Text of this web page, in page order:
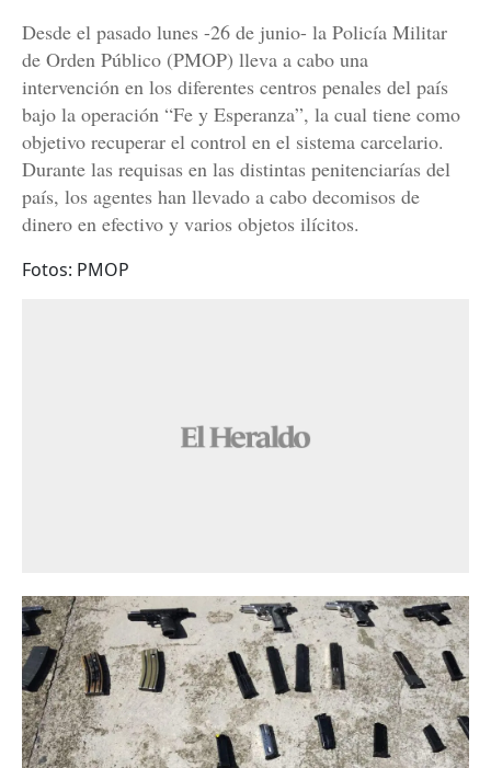
Desde el pasado lunes -26 de junio- la Policía Militar
de Orden Público (PMOP) lleva a cabo una
intervención en los diferentes centros penales del país
bajo la operación “Fe y Esperanza”, la cual tiene como
objetivo recuperar el control en el sistema carcelario.
Durante las requisas en las distintas penitenciarías del
país, los agentes han llevado a cabo decomisos de
dinero en efectivo y varios objetos ilícitos.
Fotos: PMOP